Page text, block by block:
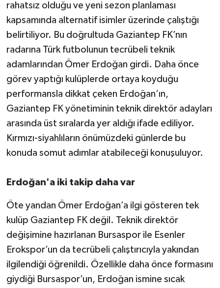
rahatsız olduğu ve yeni sezon planlaması
kapsamında alternatif isimler üzerinde çalıştığı
belirtiliyor. Bu doğrultuda Gaziantep FK’nın
radarına Türk futbolunun tecrübeli teknik
adamlarından Ömer Erdoğan girdi. Daha önce
görev yaptığı kulüplerde ortaya koyduğu
performansla dikkat çeken Erdoğan’ın,
Gaziantep FK yönetiminin teknik direktör adayları
arasında üst sıralarda yer aldığı ifade ediliyor.
Kırmızı-siyahlıların önümüzdeki günlerde bu
konuda somut adımlar atabileceği konuşuluyor.
Erdoğan'a iki takip daha var
Öte yandan Ömer Erdoğan’a ilgi gösteren tek
kulüp Gaziantep FK değil. Teknik direktör
değişimine hazırlanan Bursaspor ile Esenler
Erokspor’un da tecrübeli çalıştırıcıyla yakından
ilgilendiği öğrenildi. Özellikle daha önce formasını
giydiği Bursaspor’un, Erdoğan ismine sıcak